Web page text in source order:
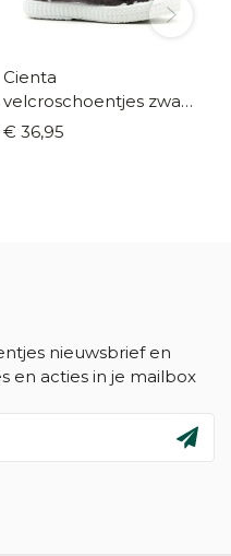
Cienta
velcroschoentjes zwart
(maat 21-35)
€ 36,95
nieuwsbrief en
en acties in je mailbox